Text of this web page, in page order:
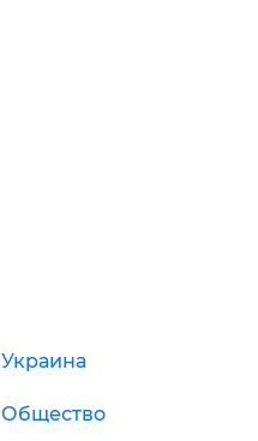
Украина
Общество